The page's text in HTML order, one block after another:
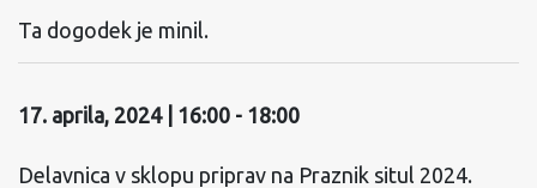
Ta dogodek je minil.
17. aprila, 2024 | 16:00 - 18:00
Delavnica v sklopu priprav na Praznik situl 2024.